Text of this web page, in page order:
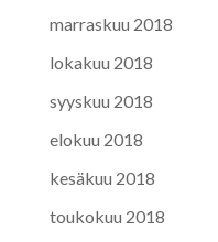
marraskuu 2018
lokakuu 2018
syyskuu 2018
elokuu 2018
kesäkuu 2018
toukokuu 2018